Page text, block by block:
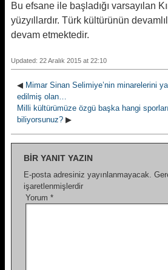
Bu efsane ile başladığı varsayılan
yüzyıllardır. Türk kültürünün
devam etmektedir.
Updated: 22 Aralık 2015 at 22:10
◀ Mimar Sinan Selimiye’nin minarelerini
edilmiş olan…
Milli kültürümüze özgü başka hangi
biliyorsunuz? ▶
BIR YANIT YAZIN
E-posta adresiniz yayınlanmayacak.
işaretlenmişlerdir
Yorum *